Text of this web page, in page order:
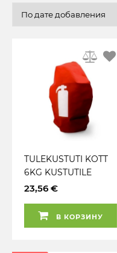
TULEKUSTUTI KOTT
6KG KUSTUTILE
23,56 €
В КОРЗИНУ